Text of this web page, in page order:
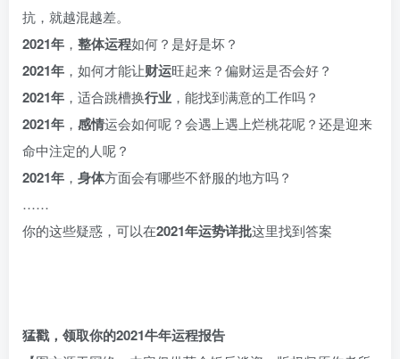
抗，就越混越差。
2021年 ， 整体运程如何？是好是坏？
2021年 ，如何才能让财运旺起来？偏财运是否会好？
2021年 ，适合跳槽换行业 ，能找到满意的工作吗？
2021年 ， 感情运会如何呢？会遇上遇上烂桃花呢？还是迎来
命中注定的人呢？
2021年 ， 身体方面会有哪些不舒服的地方吗？
……
你的这些疑惑，可以在2021年运势详批这里找到答案
猛戳，领取你的2021牛年运程报告